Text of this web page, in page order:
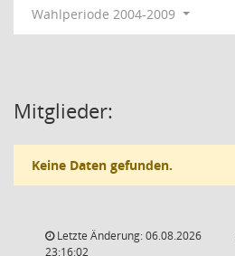
Wahlperiode 2004-2009
Mitglieder:
Keine Daten gefunden.
Letzte Änderung: 06.08.2026
23:16:02